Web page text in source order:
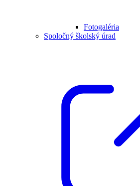
Fotogaléria
Spoločný školský úrad